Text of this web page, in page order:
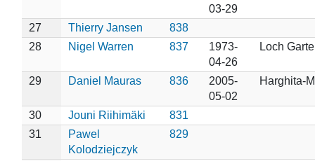
03-29
27 Thierry Jansen
838
28
Nigel Warren 837
1973-
04-26
Loch
29 Daniel Mauras 836
2005-
05-02
Harghita-
30 Jouni Riihimäki
831
31
Pawel
Kolodziejczyk
829